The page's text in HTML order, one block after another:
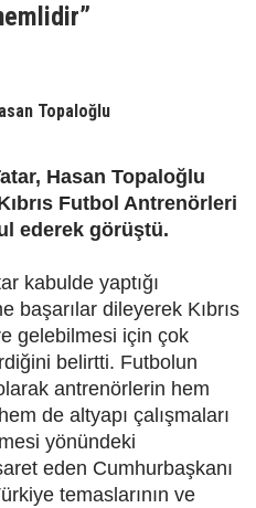
Topaloğlu
Hasan Topaloğlu
Futbol Antrenörleri
ederek görüştü.
kabulde yaptığı
başarılar dileyerek Kıbrıs
gelebilmesi için çok
belirtti. Futbolun
antrenörlerin hem
de altyapı çalışmaları
yönündeki
eden Cumhurbaşkanı
temaslarının ve